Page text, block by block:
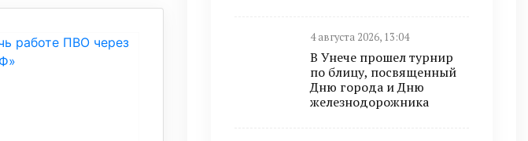
4 августа 2026, 13:04
В Унече прошел турнир
по блицу, посвященный
Дню города и Дню
железнодорожника